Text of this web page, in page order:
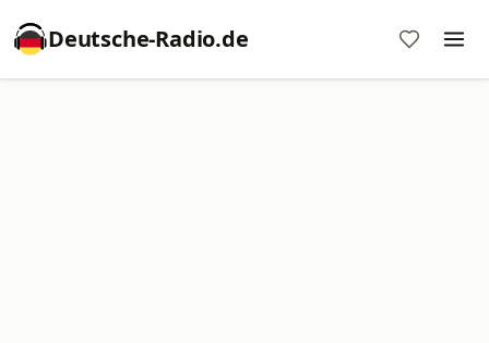
Deutsche-Radio.de